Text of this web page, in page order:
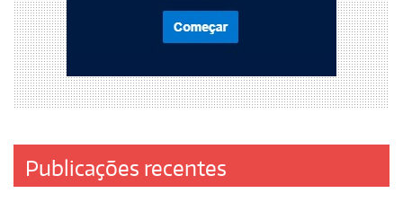
Publicações recentes